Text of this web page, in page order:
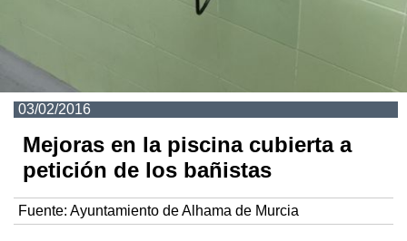
03/02/2016
Mejoras en la piscina cubierta a
petición de los bañistas
Fuente: Ayuntamiento de Alhama de Murcia